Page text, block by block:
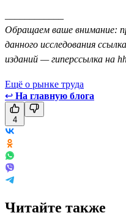
Обращаем ваше внимание:
данного исследования
изданий — гиперссылка на
Ещё о рынке труда
↩ На главную блога
4
Читайте также